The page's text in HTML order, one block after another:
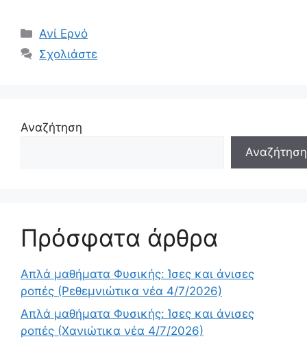
Κατηγορίες
Ανί Ερνό
Σχολιάστε
Αναζήτηση
Αναζήτηση
Πρόσφατα άρθρα
Απλά μαθήματα Φυσικής: Ίσες και άνισες
ροπές (Ρεθεμνιώτικα νέα 4/7/2026)
Απλά μαθήματα Φυσικής: Ίσες και άνισες
ροπές (Χανιώτικα νέα 4/7/2026)